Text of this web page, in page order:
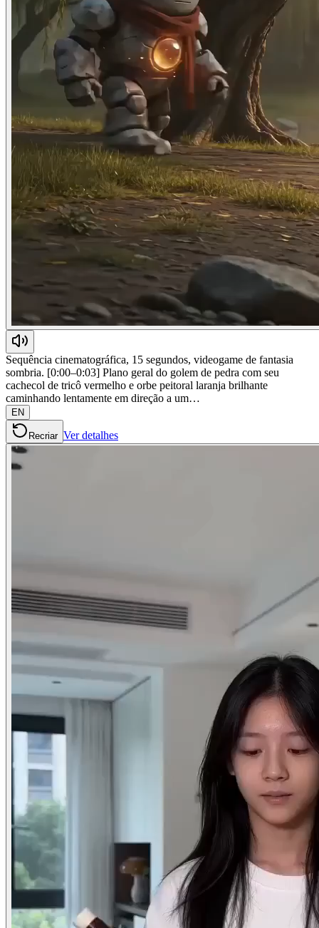
Sequência cinematográfica, 15 segundos, videogame de fantasia
sombria. [0:00–0:03] Plano geral do golem de pedra com seu
cachecol de tricô vermelho e orbe peitoral laranja brilhante
caminhando lentamente em direção a um…
EN
Recriar Ver detalhes